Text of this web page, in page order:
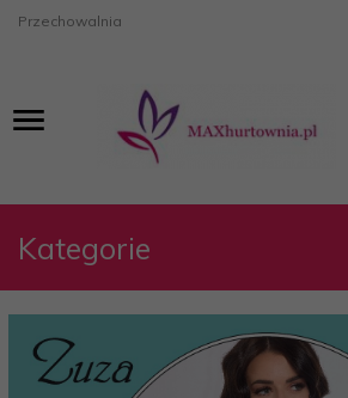
Przechowalnia
Kategorie